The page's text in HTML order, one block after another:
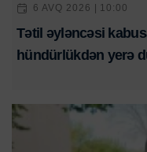
6 AVQ 2026 | 10:00
Tətil əyləncəsi
hündürlükdən yerə